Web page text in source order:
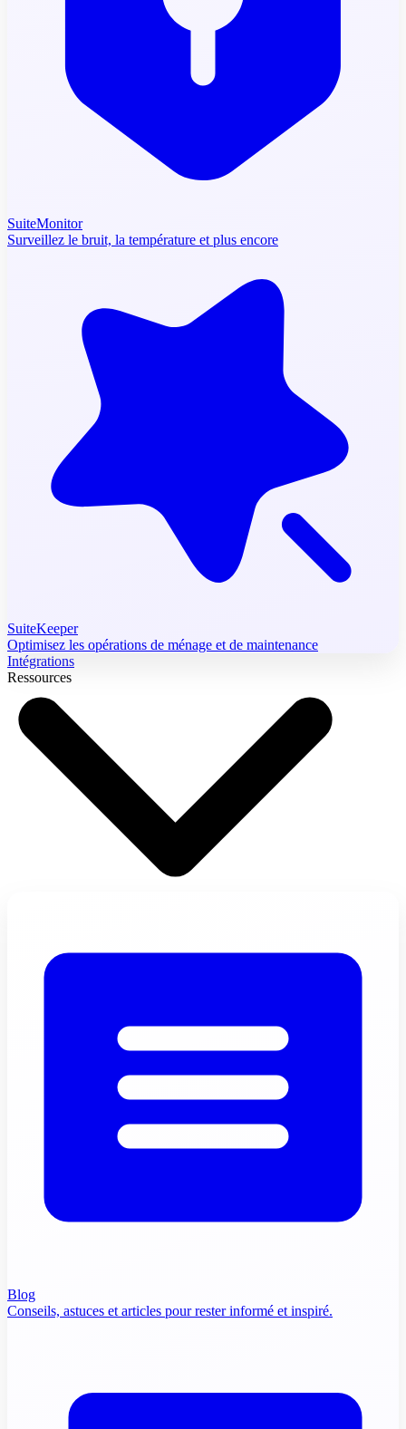
SuiteMonitor
Surveillez le bruit, la température et plus encore
SuiteKeeper
Optimisez les opérations de ménage et de maintenance
Intégrations
Ressources
Blog
Conseils, astuces et articles pour rester informé et inspiré.